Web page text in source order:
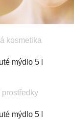
kosmetika
mýdlo 5 l
prostředky
mýdlo 5 l